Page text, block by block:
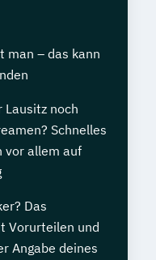
man – das kann
Lausitz noch
Schnelles
vor allem auf
Das
Vorurteilen und
Angabe deines